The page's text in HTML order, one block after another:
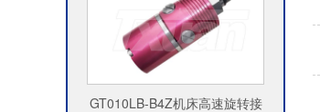
GT010LB-B4Z机床高速旋转接